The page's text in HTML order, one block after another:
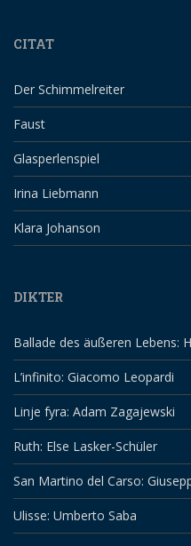
CITAT
Der Schimmelreiter
Faust
Glasperlenspiel
Irina Liebmann
Klara Johanson
DIKTER
Ballade des äußeren Lebens:
L’infinito: Giacomo Leopardi
Linje fyra: Adam Zagajewski
Ruth: Else Lasker-Schüler
San Martino del Carso:
Ulisse: Umberto Saba